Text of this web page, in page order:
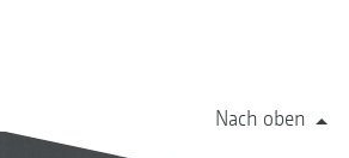
Nach oben